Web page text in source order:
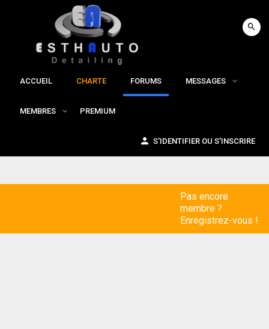
ACCUEIL CHARTE FORUMS MESSAGES
MEMBRES PREMIUM
S'IDENTIFIER OU S'INSCRIRE
Pas encore
membre ?
Enregistrez-vous !